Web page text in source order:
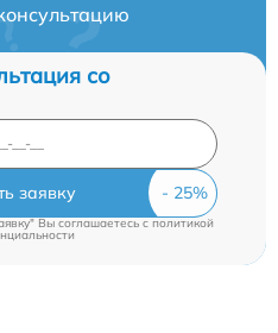
со
заявку
Вы соглашаетесь cполитикой